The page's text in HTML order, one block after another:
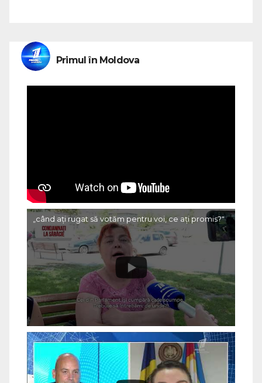
Primul în Moldova
„când ați rugat să votăm pentru voi, ce ați promis?"